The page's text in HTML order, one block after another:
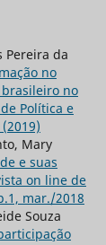
Pereira da
no
no
Política e
Mary
e suas
on line de
mar./2018
Souza